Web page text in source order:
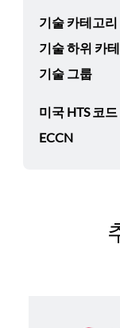
기술 카테고리
기술 하위 카
기술 그룹
미국 HTS 코드
ECCN